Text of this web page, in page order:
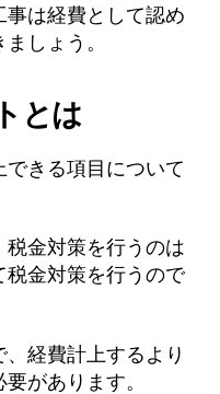
は経費として認め
しょう。
とは
きる項目について
金対策を行うのは
税金対策を行うので
経費計上するより
があります。